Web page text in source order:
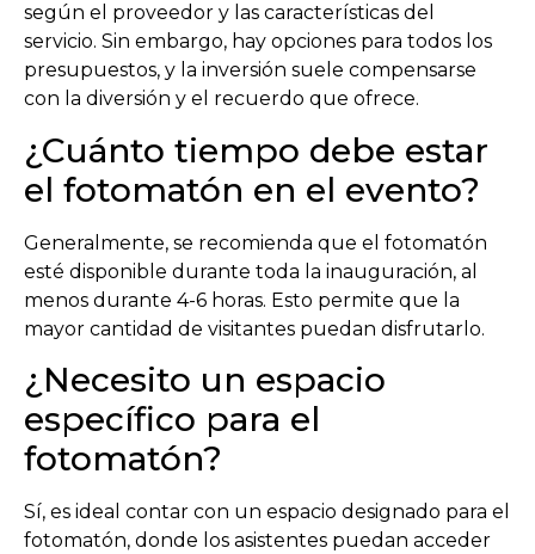
según el proveedor y las características del
servicio. Sin embargo, hay opciones para todos los
presupuestos, y la inversión suele compensarse
con la diversión y el recuerdo que ofrece.
¿Cuánto tiempo debe estar
el fotomatón en el evento?
Generalmente, se recomienda que el fotomatón
esté disponible durante toda la inauguración, al
menos durante 4-6 horas. Esto permite que la
mayor cantidad de visitantes puedan disfrutarlo.
¿Necesito un espacio
específico para el
fotomatón?
Sí, es ideal contar con un espacio designado para el
fotomatón, donde los asistentes puedan acceder